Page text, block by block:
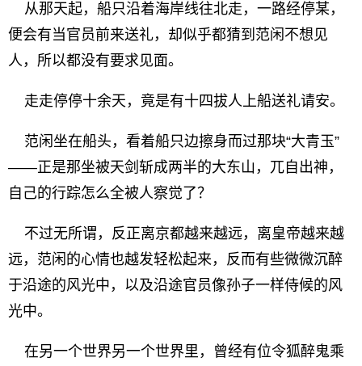
从那天起，船只沿着海岸线往北走，一路经停某，
便会有当官员前来送礼，却似乎都猜到范闲不想见
人，所以都没有要求见面。
走走停停十余天，竟是有十四拔人上船送礼请安。
范闲坐在船头，看着船只边擦身而过那块“大青玉”
——正是那坐被天剑斩成两半的大东山，兀自出神，
自己的行踪怎么全被人察觉了？
不过无所谓，反正离京都越来越远，离皇帝越来越
远，范闲的心情也越发轻松起来，反而有些微微沉醉
于沿途的风光中，以及沿途官员像孙子一样侍候的风
光中。
在另一个世界另一个世界里，曾经有位令狐醉鬼乘